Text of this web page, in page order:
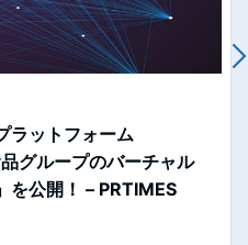
が考えるメタバースと
出す先にある未来と，
加藤直人氏と青海亮太